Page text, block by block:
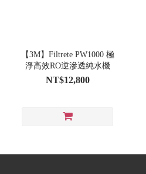
【3M】Filtrete PW1000 極
淨高效RO逆滲透純水機
NT$12,800